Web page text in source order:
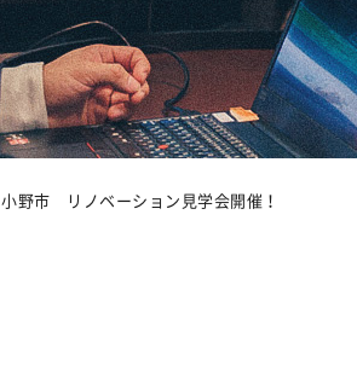
小野市 リノベーション見学会開催！